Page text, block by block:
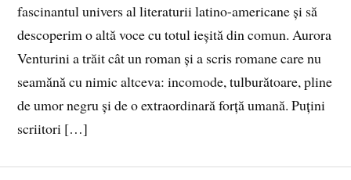
fascinantul univers al literaturii latino-americane și să
descoperim o altă voce cu totul ieșită din comun. Aurora
Venturini a trăit cât un roman și a scris romane care nu
seamănă cu nimic altceva: incomode, tulburătoare, pline
de umor negru și de o extraordinară forță umană. Puțini
scriitori […]